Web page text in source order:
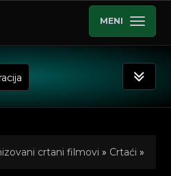
MENI
crtani filmovi » Crtaći »